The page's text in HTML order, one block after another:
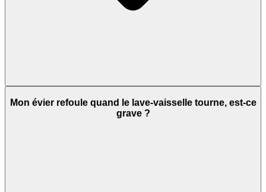
Mon évier refoule quand le lave-vaisselle tourne, est-ce
grave ?